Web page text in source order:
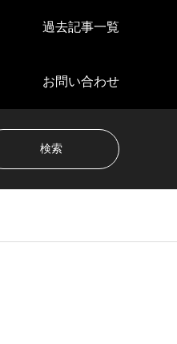
過去記事一覧
お問い合わせ